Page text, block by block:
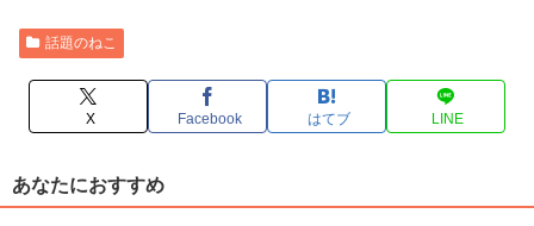
話題のねこ
X Facebook はてブ LINE
あなたにおすすめ